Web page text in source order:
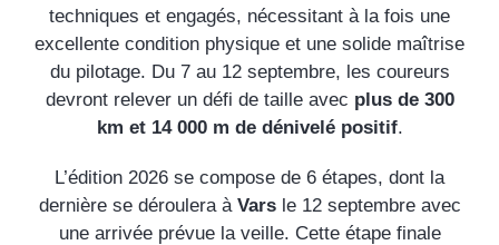
techniques et engagés, nécessitant à la fois une
excellente condition physique et une solide maîtrise
du pilotage. Du 7 au 12 septembre, les coureurs
devront relever un défi de taille avec plus de 300
km et 14 000 m de dénivelé positif.
L’édition 2026 se compose de 6 étapes, dont la
dernière se déroulera à Varsle 12 septembre avec
une arrivée prévue la veille. Cette étape finale